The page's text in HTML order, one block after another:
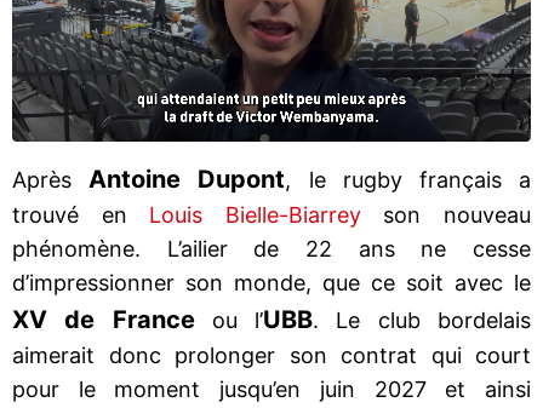
Après Antoine Dupont, le rugby français a
trouvé en Louis Bielle-Biarreyson nouveau
phénomène. L’ailier de 22 ans ne cesse
d’impressionner son monde, que ce soit avec le
XV de Franceou l’UBB. Le club bordelais
aimerait donc prolonger son contrat qui court
pour le moment jusqu’en juin 2027 et ainsi